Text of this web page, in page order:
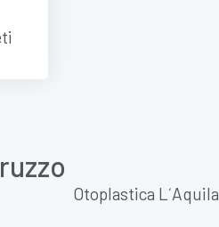
Otoplastica L´Aquila